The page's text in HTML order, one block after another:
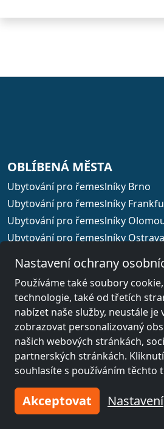
OBLÍBENÁ MĚSTA
Ubytování pro řemeslníky Brno
Ubytování pro řemeslníky
Ubytování pro řemeslníky
Ubytování pro řemeslníky Ostrava
Ubytování pro řemeslníky Plzeň
Ubytování pro řemeslníky Praha
Výběr země
© 2026 www.xodomo.cz
Všeobecné obchodní podmínky
Ochrana dat
Nastavení ochrany
Používáme také soubory
technologie, také od třetích
nabízet naše služby, neustále je
zobrazovat personalizovaný
našich webových stránkách,
partnerských stránkách.
souhlasíte s používáním těchto
Akceptovat Nastavení